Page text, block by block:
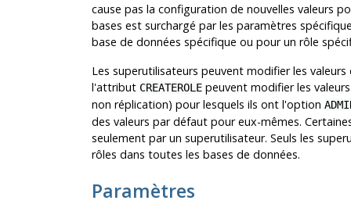
cause pas la configuration de nouvelles valeurs
bases est surchargé par les paramètres
base de données spécifique ou pour un rôle
Les superutilisateurs peuvent modifier les
l'attribut CREATEROLEpeuvent modifier les
non réplication) pour lesquels ils ont l'option
des valeurs par défaut pour eux-mêmes.
seulement par un superutilisateur. Seuls les
rôles dans toutes les bases de données.
Paramètres